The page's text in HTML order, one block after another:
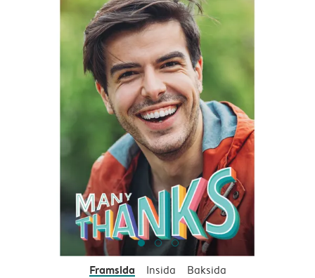
Framsida Insida Baksida